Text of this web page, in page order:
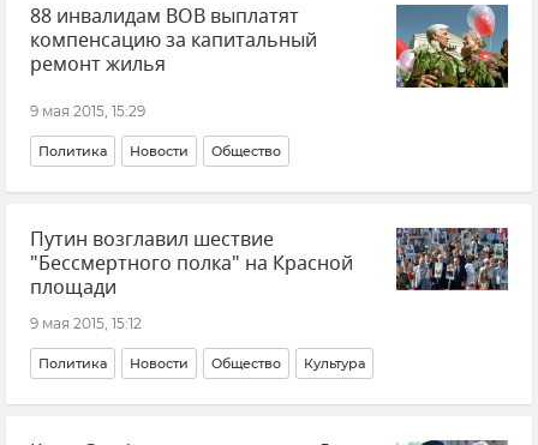
88 инвалидам ВОВ выплатят
компенсацию за капитальный
ремонт жилья
9 мая 2015, 15:29
Политика Новости Общество
Путин возглавил шествие
"Бессмертного полка" на Красной
площади
9 мая 2015, 15:12
Политика Новости Общество Культура